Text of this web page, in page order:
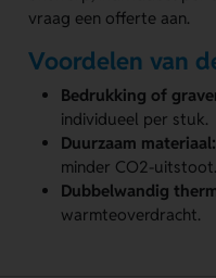
vraag een offerte aan.
Voordelen van
Bedrukking of
individueel per stuk.
Duurzaam materiaal:
minder CO2-uitstoot.
Dubbelwandig
warmteoverdracht.